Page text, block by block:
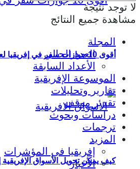
أقوى 10 جوازات سفر في إفريقيا لعام 2026
كيف يمكن تحويل الأسواق
لا توجد نتيجة
مشاهدة جميع النتائج
المجلة
العدد الحالي
الأعداد السابقة
الموسوعة الإفريقية
تقارير وتحليلات
تقدير موقف
دراسات وبحوث
ترجمات
المزيد
إفريقيا في المؤشرات
الأخبار